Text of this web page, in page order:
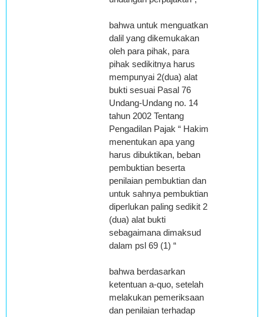
bahwa untuk menguatkan
dalil yang dikemukakan
oleh para pihak, para
pihak sedikitnya harus
mempunyai 2(dua) alat
bukti sesuai Pasal 76
Undang-Undang no. 14
tahun 2002 Tentang
Pengadilan Pajak “ Hakim
menentukan apa yang
harus dibuktikan, beban
pembuktian beserta
penilaian pembuktian dan
untuk sahnya pembuktian
diperlukan paling sedikit 2
(dua) alat bukti
sebagaimana dimaksud
dalam psl 69 (1) “
bahwa berdasarkan
ketentuan a-quo, setelah
melakukan pemeriksaan
dan penilaian terhadap